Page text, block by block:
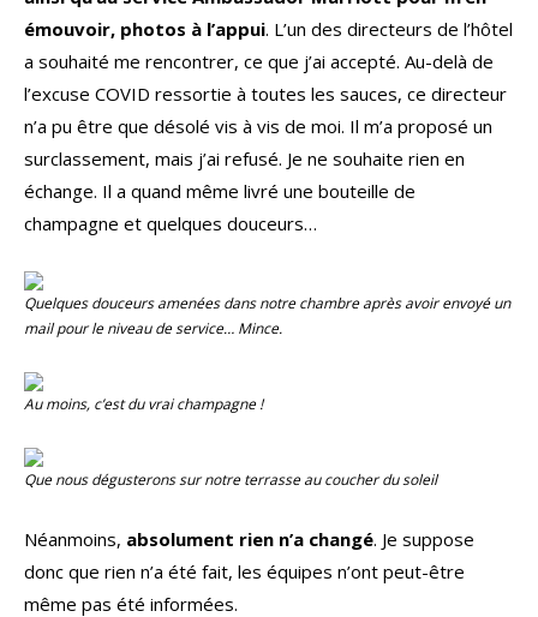
émouvoir, photos à l’appui. L’un des directeurs de l’hôtel
a souhaité me rencontrer, ce que j’ai accepté. Au-delà de
l’excuse COVID ressortie à toutes les sauces, ce directeur
n’a pu être que désolé vis à vis de moi. Il m’a proposé un
surclassement, mais j’ai refusé. Je ne souhaite rien en
échange. Il a quand même livré une bouteille de
champagne et quelques douceurs…
Quelques douceurs amenées dans notre chambre après avoir envoyé un
mail pour le niveau de service… Mince.
Au moins, c’est du vrai champagne !
Que nous dégusterons sur notre terrasse au coucher du soleil
Néanmoins, absolument rien n’a changé. Je suppose
donc que rien n’a été fait, les équipes n’ont peut-être
même pas été informées.